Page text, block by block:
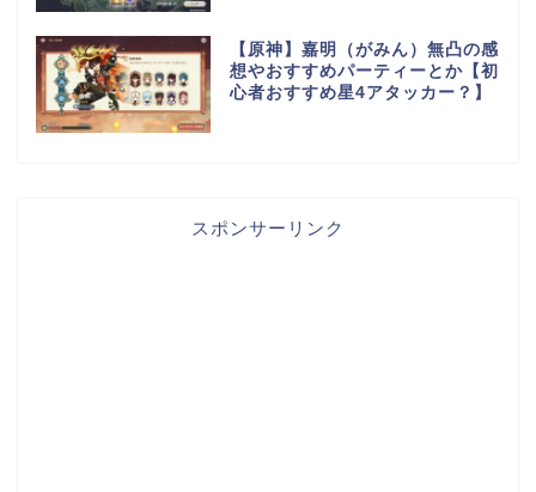
【原神】嘉明（がみん）無凸の感
想やおすすめパーティーとか【初
心者おすすめ星4アタッカー？】
スポンサーリンク